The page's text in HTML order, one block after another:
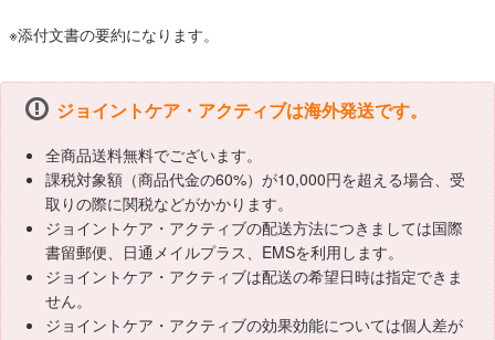
※添付文書の要約になります。
ジョイントケア・アクティブは海外発送です。
全商品送料無料でございます。
課税対象額（商品代金の60%）が10,000円を超える場合、受
取りの際に関税などがかかります。
ジョイントケア・アクティブの配送方法につきましては国際
書留郵便、日通メイルプラス、EMSを利用します。
ジョイントケア・アクティブは配送の希望日時は指定できま
せん。
ジョイントケア・アクティブの効果効能については個人差が